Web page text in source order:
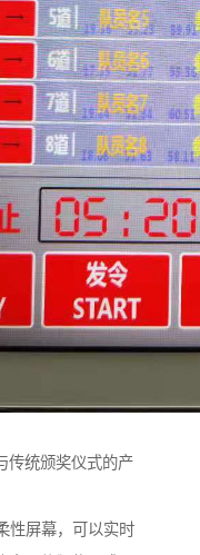
传统颁奖仪式的产
性屏幕，可以实时